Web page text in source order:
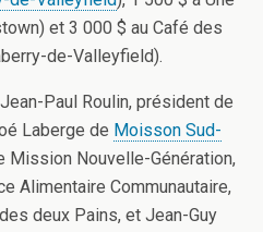
et 3 000 $ au Café des
de-Valleyfield).
Paul Roulin, président de
Laberge de Moisson Sud-
Mission Nouvelle-Génération,
Alimentaire Communautaire,
deux Pains, et Jean-Guy